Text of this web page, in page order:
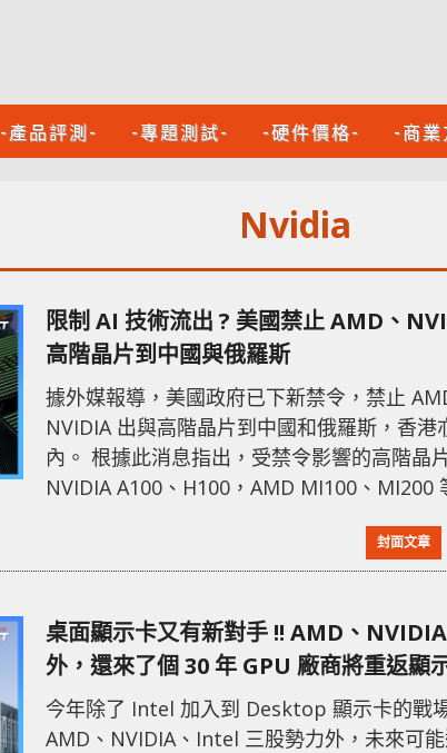
-產品評測- -專題測試- -硬件價格- -商
Nvidia
限制 AI 技術流出 ? 美國禁止 AMD、
高階晶片到中國與俄羅斯
據外媒報導，美國政府已下新禁令，禁止
NVIDIA 出與高階晶片到中國和俄羅斯，香港
內。 根據此消息指出，受禁令影響的高階晶片包括
NVIDIA A100、H100，AMD MI100、MI200 等
能、晶片到晶片的 I/O 性能等於或大於 A100
品運到中國。 有業界分析師表示，美國此舉主要是針對
封面文章
桌面顯示卡又有新對手 !! AMD、
外，還來了個 30 年 GPU 廠商將重返顯
今年除了 Intel 加入到 Desktop 顯示卡的戰
AMD、NVIDIA、Intel 三股勢力外，未來可